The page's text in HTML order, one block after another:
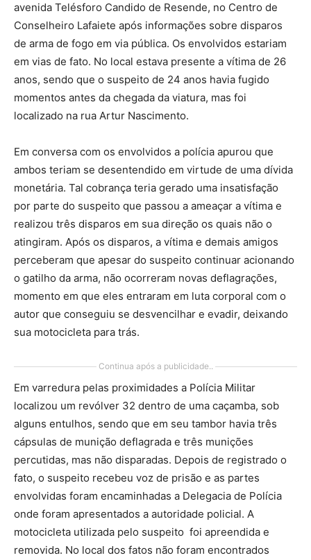
avenida Telésforo Candido de Resende, no Centro de
Conselheiro Lafaiete após informações sobre disparos
de arma de fogo em via pública. Os envolvidos estariam
em vias de fato. No local estava presente a vítima de 26
anos, sendo que o suspeito de 24 anos havia fugido
momentos antes da chegada da viatura, mas foi
localizado na rua Artur Nascimento.
Em conversa com os envolvidos a polícia apurou que
ambos teriam se desentendido em virtude de uma dívida
monetária. Tal cobrança teria gerado uma insatisfação
por parte do suspeito que passou a ameaçar a vítima e
realizou três disparos em sua direção os quais não o
atingiram. Após os disparos, a vítima e demais amigos
perceberam que apesar do suspeito continuar acionando
o gatilho da arma, não ocorreram novas deflagrações,
momento em que eles entraram em luta corporal com o
autor que conseguiu se desvencilhar e evadir, deixando
sua motocicleta para trás.
Continua após a publicidade..
Em varredura pelas proximidades a Polícia Militar
localizou um revólver 32 dentro de uma caçamba, sob
alguns entulhos, sendo que em seu tambor havia três
cápsulas de munição deflagrada e três munições
percutidas, mas não disparadas. Depois de registrado o
fato, o suspeito recebeu voz de prisão e as partes
envolvidas foram encaminhadas a Delegacia de Polícia
onde foram apresentados a autoridade policial. A
motocicleta utilizada pelo suspeito foi apreendida e
removida. No local dos fatos não foram encontrados